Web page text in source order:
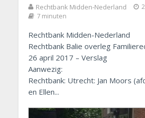
Rechtbank Midden-Nederland
7 minuten
Rechtbank Midden-Nederland
Rechtbank Balie overleg
26 april 2017 – Verslag
Aanwezig:
Rechtbank: Utrecht: Jan Moors
en Ellen...